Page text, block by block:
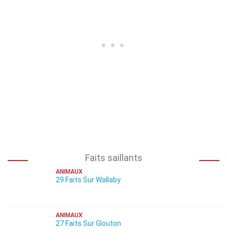
Faits saillants
ANIMAUX
29 Faits Sur Wallaby
ANIMAUX
27 Faits Sur Glouton